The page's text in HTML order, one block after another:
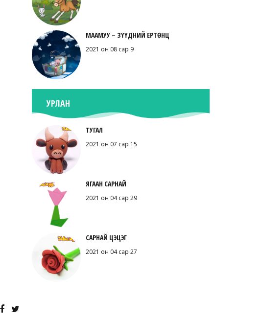
МААМУУ – ЗҮҮДНИЙ ЕРТӨНЦ
2021 он 08 сар 9
УРЛАН
ТУГАЛ
2021 он 07 сар 15
ЯГААН САРНАЙ
2021 он 04 сар 29
САРНАЙ ЦЭЦЭГ
2021 он 04 сар 27